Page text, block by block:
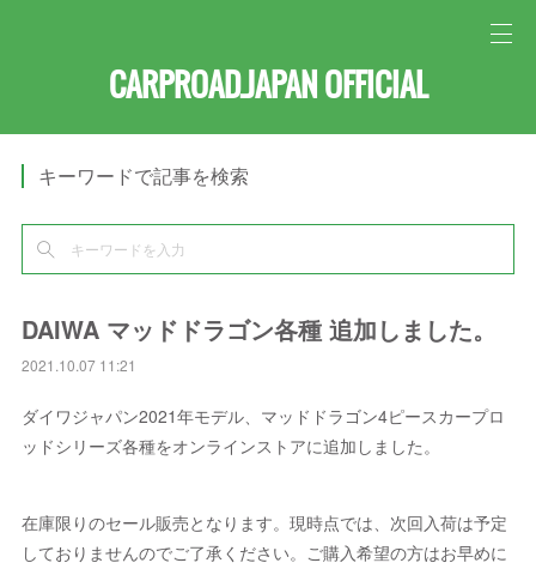
CARPROAD.JAPAN OFFICIAL
キーワードで記事を検索
DAIWA マッドドラゴン各種 追加しました。
2021.10.07 11:21
ダイワジャパン2021年モデル、マッドドラゴン4ピースカープロ
ッドシリーズ各種をオンラインストアに追加しました。
在庫限りのセール販売となります。現時点では、次回入荷は予定
しておりませんのでご了承ください。ご購入希望の方はお早めに